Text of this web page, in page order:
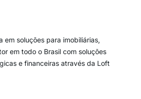
em soluções para imobiliárias,
em todo o Brasil com soluções
e financeiras através da Loft